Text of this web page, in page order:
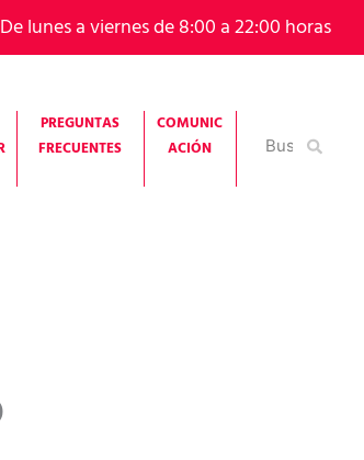
lunes a viernes de 8:00 a 22:00 horas
PREGUNTAS
FRECUENTES
COMUNIC
ACIÓN
Buscar